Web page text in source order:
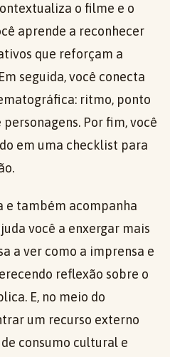
o filme e o
aprende a reconhecer
que reforçam a
seguida, você conecta
ritmo, ponto
Por fim, você
em uma checklist para
e também acompanha
você a enxergar mais
a ver como a imprensa e
reflexão sobre o
E, no meio do
um recurso externo
consumo cultural e